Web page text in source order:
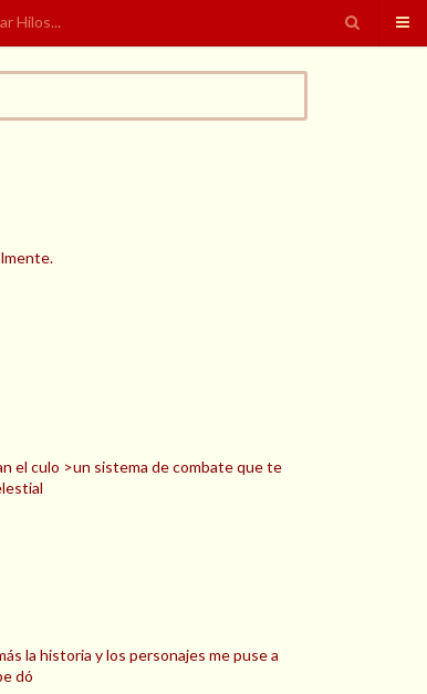
el culo >un sistema de combate que te
la historia y los personajes me puse a
dó